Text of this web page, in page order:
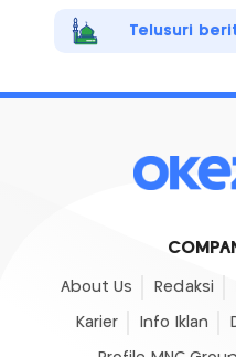
Telusuri